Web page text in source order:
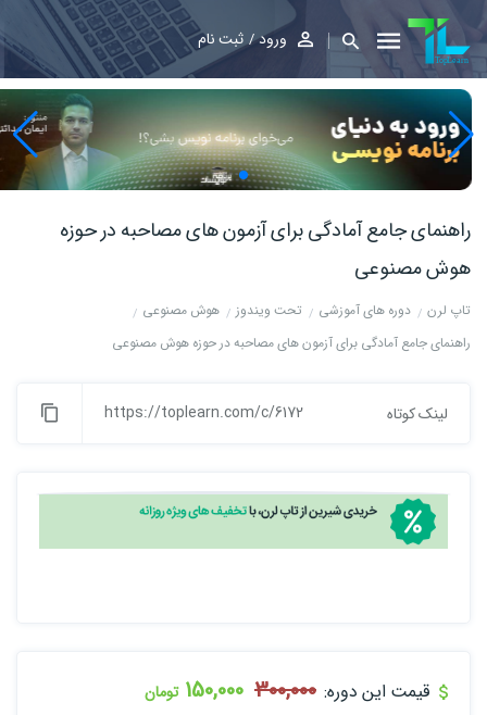
ورود ثبت نام
راهنمای جامع آمادگی برای آزمون های مصاحبه‌ در حوزه
هوش مصنوعی
تاپ لرن دوره های آموزشی تحت ویندوز
هوش مصنوعی
راهنمای جامع آمادگی برای آزمون های مصاحبه‌ در حوزه هوش مصنوعی
لینک کوتاه https://toplearn.com/c/6172
قیمت این دوره: 300,000
150,000 تومان